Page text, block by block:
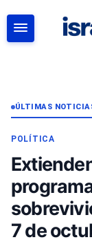
ÚLTIMAS
POLÍTICA
7 de